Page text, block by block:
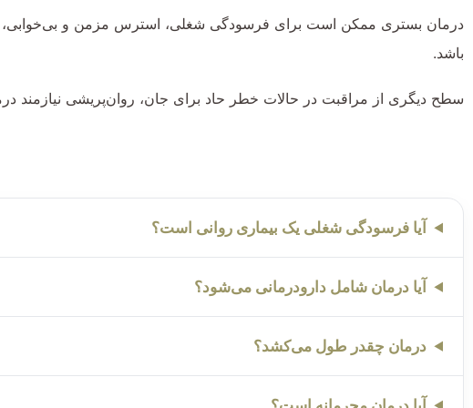
درمان بستری ممکن است برای فرسودگی شغلی، استرس مزمن و بی‌خوابی، از
باشد.
سطح دیگری از مراقبت در حالات خطر حاد برای جان، روان‌پریشی نیازمند
آیا فرسودگی شغلی یک بیماری روانی است؟
آیا درمان شامل دارودرمانی می‌شود؟
درمان چقدر طول می‌کشد؟